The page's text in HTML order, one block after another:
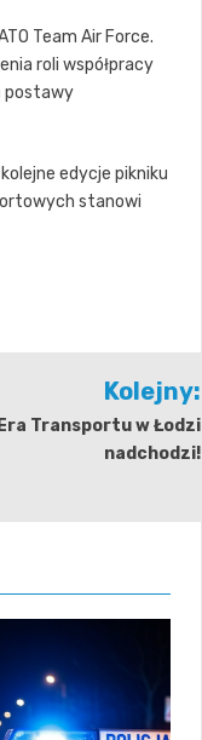
Team Air Force.
roli współpracy
postawy
edycje pikniku
stanowi
Kolejny:
Transportu w Łodzi
nadchodzi!